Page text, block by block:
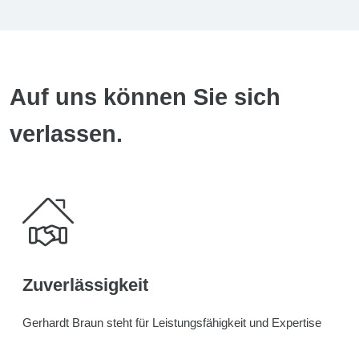
Auf uns können Sie sich
verlassen.
Zuverlässigkeit
Gerhardt Braun steht für Leistungsfähigkeit und Expertise